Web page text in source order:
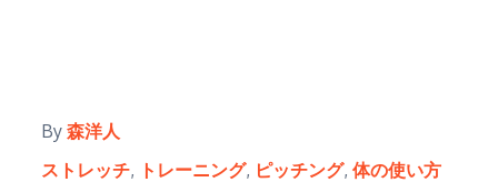
By森洋人
ストレッチ, トレーニング, ピッチング,体の使い方